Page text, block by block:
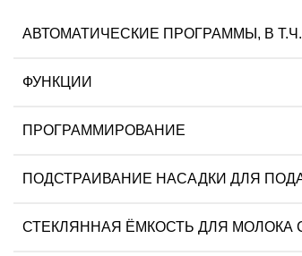
АВТОМАТИЧЕСКИЕ ПРОГРАММЫ, В
ФУНКЦИИ
ПРОГРАММИРОВАНИЕ
ПОДСТРАИВАНИЕ НАСАДКИ ДЛЯ
СТЕКЛЯННАЯ ЁМКОСТЬ ДЛЯ МОЛОКА